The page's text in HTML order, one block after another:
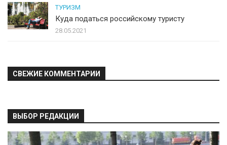
ТУРИЗМ
Куда податься российскому туристу
28.05.2021
СВЕЖИЕ КОММЕНТАРИИ
ВЫБОР РЕДАКЦИИ